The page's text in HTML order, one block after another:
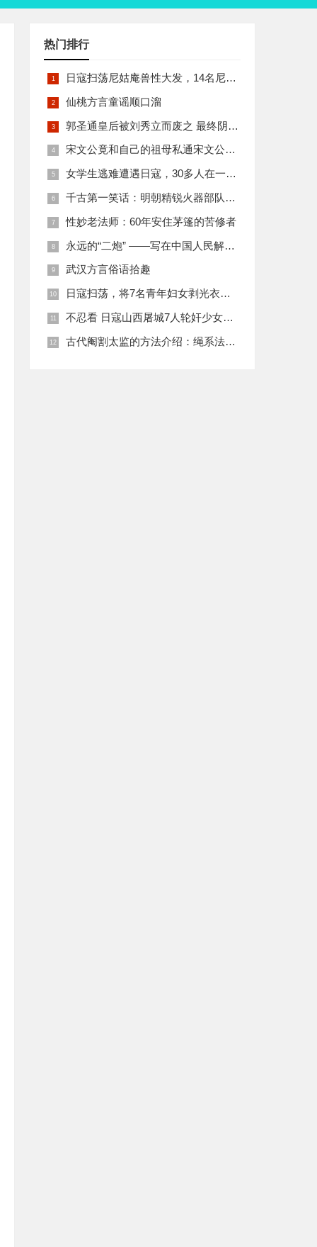
热门排行
日寇扫荡尼姑庵兽性大发，14名尼姑遭玷污后集体自焚
仙桃方言童谣顺口溜
郭圣通皇后被刘秀立而废之 最终阴丽华当上了皇后 那么她的五个儿子有何结局
宋文公竟和自己的祖母私通宋文公是如何死的
女学生逃难遭遇日寇，30多人在一所小校里被集体奸淫
千古第一笑话：明朝精锐火器部队亡于一只'鸡'
性妙老法师：60年安住茅篷的苦修者
永远的“二炮” ——写在中国人民解放军火箭军组建之际
武汉方言俗语拾趣
日寇扫荡，将7名青年妇女剥光衣裤在庙前糟蹋
不忍看 日寇山西屠城7人轮奸少女后揪双腿活活分尸
古代阉割太监的方法介绍：绳系法与揉捏法